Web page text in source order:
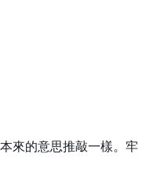
來的意思推敲一樣。牢